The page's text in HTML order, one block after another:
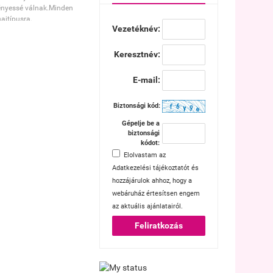
válnak.Minden
Vezetéknév:
Keresztnév:
E-mail:
Biztonsági kód:
Gépelje be a
biztonsági
kódot:
Elolvastam az
Adatkezelési tájékoztatótés
hozzájárulok ahhoz, hogy a
webáruház értesítsen engem
az aktuális ajánlatairól.
Feliratkozás